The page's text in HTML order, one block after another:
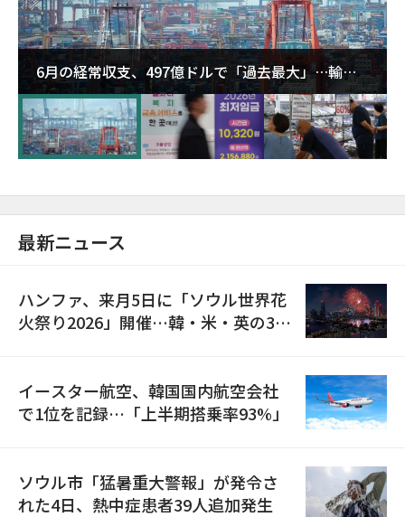
6月の経常収支、497億ドルで「過去最大」…輸出
が初の1000億ドル突破
最新ニュース
ハンファ、来月5日に「ソウル世界花
火祭り2026」開催…韓・米・英の3カ
イースター航空、韓国国内航空会社
で1位を記録…「上半期搭乗率93%」
ソウル市「猛暑重大警報」が発令さ
れた4日、熱中症患者39人追加発生